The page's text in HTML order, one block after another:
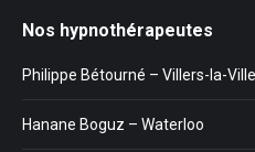
Nos hypnothérapeutes
Philippe Bétourné – Villers-la-Ville
Hanane Boguz – Waterloo